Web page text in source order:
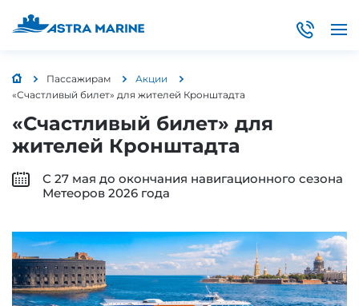
Пассажирам
Акции
«Счастливый билет» для жителей Кронштадта
«Счастливый билет» для
жителей Кронштадта
С 27 мая до окончания навигационного сезона
Метеоров 2026 года